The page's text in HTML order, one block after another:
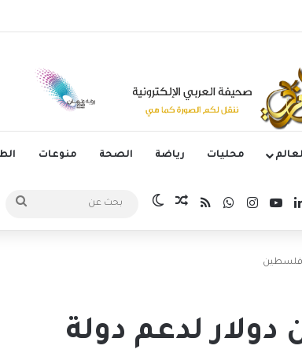
بثلاثية في أول انتصار تحت قيادة ماريسكا
محليات رياضة الصحة منوعات
لينكدإن‫YouTubeانستقرام
واتسابملخص الموقع RSS
مقال عشوائي
الوضع المظلم
عن
تقدم 90 مليون دولار لدعم دولة